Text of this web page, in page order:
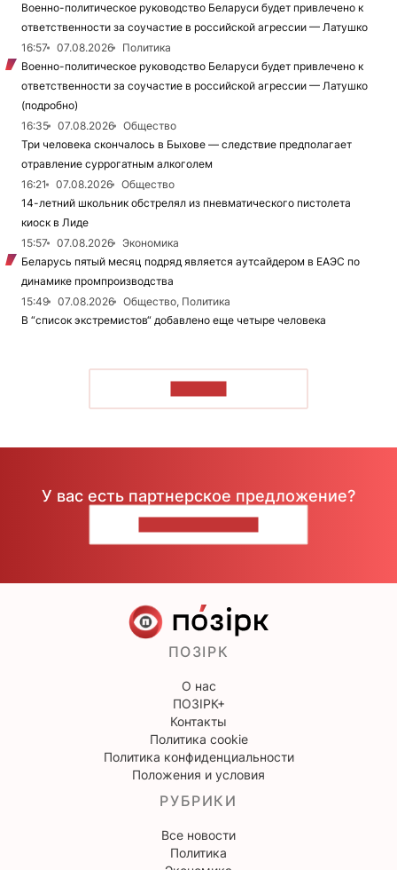
Военно-политическое руководство Беларуси будет привлечено к
ответственности за соучастие в российской агрессии — Латушко
16:57
07.08.2026
Политика
Военно-политическое руководство Беларуси будет привлечено к
ответственности за соучастие в российской агрессии — Латушко
(подробно)
16:35
07.08.2026
Общество
Три человека скончалось в Быхове — следствие предполагает
отравление суррогатным алкоголем
16:21
07.08.2026
Общество
14-летний школьник обстрелял из пневматического пистолета
киоск в Лиде
15:57
07.08.2026
Экономика
Беларусь пятый месяц подряд является аутсайдером в ЕАЭС по
динамике промпроизводства
15:49
07.08.2026
Общество, Политика
В “список экстремистов“ добавлено еще четыре человека
У вас есть партнерское предложение?
ПОЗІРК
О нас
ПОЗІРК+
Контакты
Политика cookie
Политика конфиденциальности
Положения и условия
РУБРИКИ
Все новости
Политика